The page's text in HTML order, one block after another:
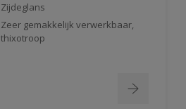
Zijdeglans
Zeer gemakkelijk verwerkbaar,
thixotroop